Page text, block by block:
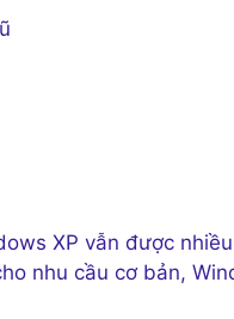
XP vẫn được
nhu cầu cơ bản,